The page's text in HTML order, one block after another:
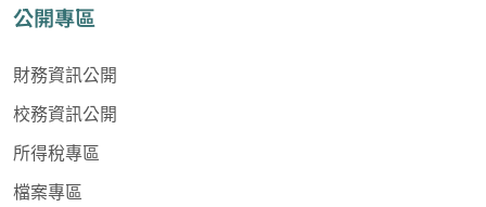
公開專區
財務資訊公開
校務資訊公開
所得稅專區
檔案專區